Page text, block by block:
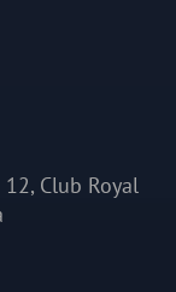
Club Royal